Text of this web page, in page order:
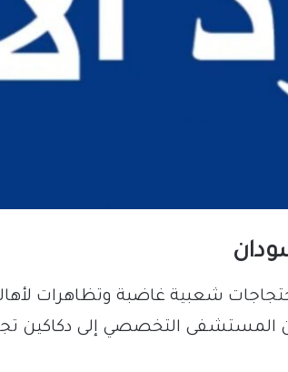
شعبية غاضبة وتظاهرات لأهالي
المستشفى التخصصي إلى دكاكين